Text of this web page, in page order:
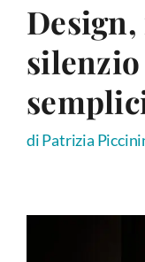
di Patrizia